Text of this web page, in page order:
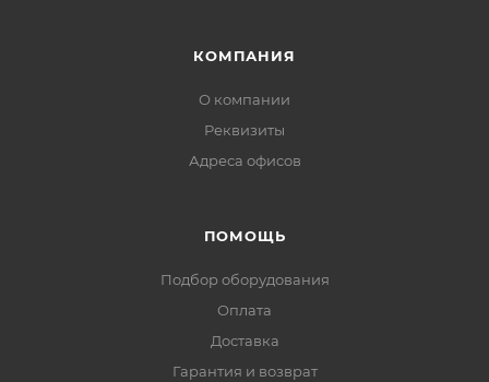
КОМПАНИЯ
О компании
Реквизиты
Адреса офисов
ПОМОЩЬ
Подбор оборудования
Оплата
Доставка
Гарантия и возврат